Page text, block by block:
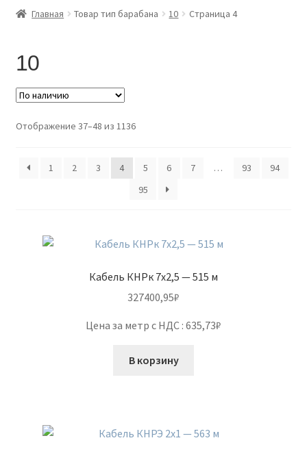
Контакты
Розница
Главная Товар тип барабана 10 Страница 4
10
Отображение 37–48 из 1136
1 2 3 4 5 6 7 … 93
94
95
Кабель КНРк 7х2,5 — 515 м
327400,95₽
Цена за метр с НДС : 635,73₽
В корзину